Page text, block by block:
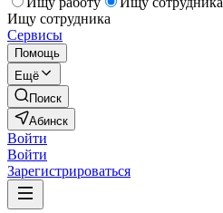
Ищу сотрудника
Сервисы
Помощь
Ещё
Поиск
Абинск
Войти
Войти
Зарегистрироваться